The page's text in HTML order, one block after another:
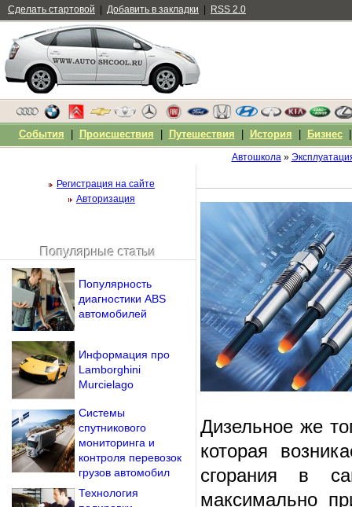
Автошкола»
Дизельное же
которая
сгорания в
максимально
Регистрация на сайте
Авторизация
Напомнить пароль?
Популярные статьи
Популярность
диагностики ABS
автомобилей
Информация про
Lamborghini
Murcielago
Системы
спутникового
мониторинга и
контроля перевозок
грузов автомобил
Технология
Сделать стартовой Добавить в закладки RSS 2.0
События Происшествия Путешествия История Бизнес